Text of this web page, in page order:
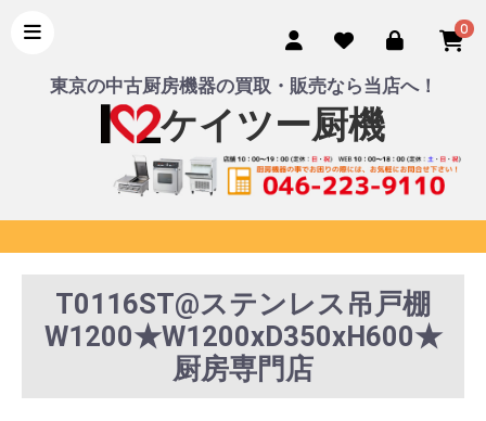
0
東京の中古厨房機器の買取・販売なら当店へ！
ケイツー厨機
T0116ST@ステンレス吊戸棚
W1200★W1200xD350xH600★
厨房専門店